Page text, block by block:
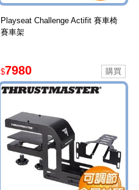
Playseat Challenge Actifit 賽車椅
賽車架
$7980